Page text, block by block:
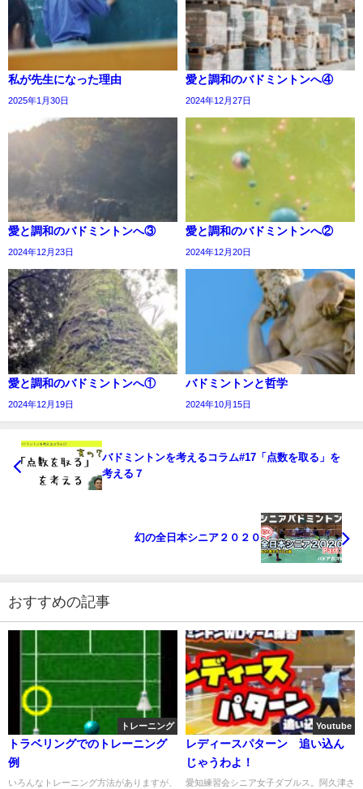
私が先生になった理由
2025年1月30日
愛と調和のバドミントンへ④
2024年12月27日
愛と調和のバドミントンへ③
2024年12月23日
愛と調和のバドミントンへ②
2024年12月20日
愛と調和のバドミントンへ①
2024年12月19日
バドミントンと哲学
2024年10月15日
バドミントンを考えるコラム#17「点数を取る」を
考える７
幻の全日本シニア２０２０
おすすめの記事
トレーニング
トラベリングでのトレーニング
例
いろんなトレーニング方法がありますが、
Youtube
レディースパターン 追い込ん
じゃうわよ！
愛知練習会シニア女子ダブルス。阿久津さ